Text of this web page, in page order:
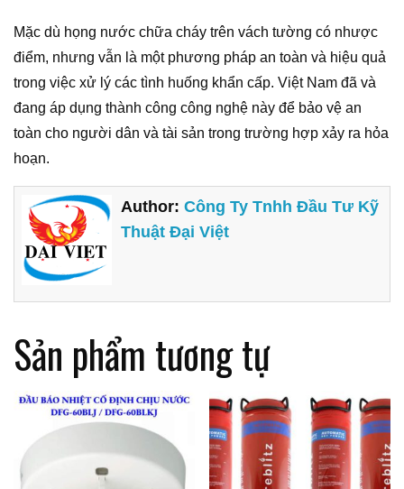
Mặc dù họng nước chữa cháy trên vách tường có nhược
điểm, nhưng vẫn là một phương pháp an toàn và hiệu quả
trong việc xử lý các tình huống khẩn cấp. Việt Nam đã và
đang áp dụng thành công công nghệ này để bảo vệ an
toàn cho người dân và tài sản trong trường hợp xảy ra hỏa
hoạn.
Author:Công Ty Tnhh Đầu Tư Kỹ
Thuật Đại Việt
Sản phẩm tương tự